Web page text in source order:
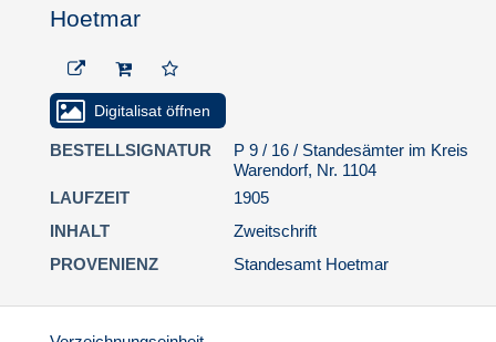
Hoetmar
Digitalisat öffnen
BESTELLSIGNATUR
P 9 / 16 / Standesämter im Kreis
Warendorf, Nr. 1104
LAUFZEIT
1905
INHALT
Zweitschrift
PROVENIENZ
Standesamt Hoetmar